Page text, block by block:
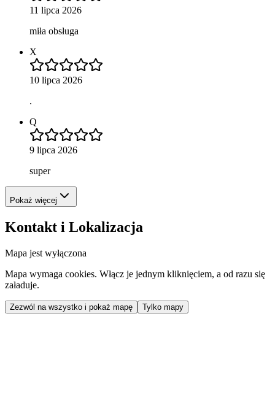
11 lipca 2026
miła obsługa
X
10 lipca 2026
.
Q
9 lipca 2026
super
Pokaż więcej
Kontakt i Lokalizacja
Mapa jest wyłączona
Mapa wymaga cookies. Włącz je jednym kliknięciem, a od razu się
załaduje.
Zezwól na wszystko i pokaż mapę Tylko mapy